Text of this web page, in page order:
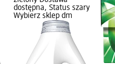
dostępna, Status szary
Wybierz sklep dm